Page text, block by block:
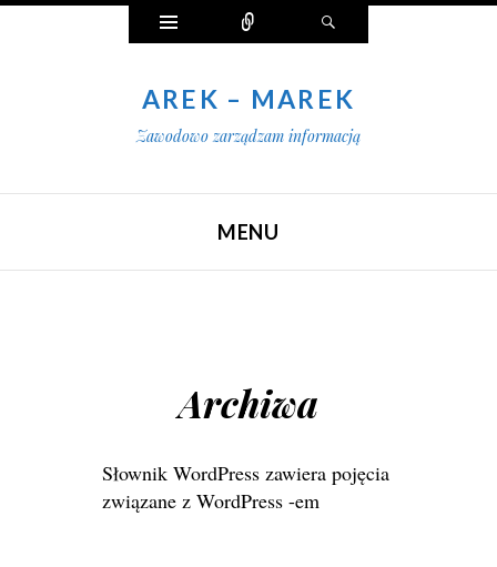
Widgety
AREK – MAREK
Zawodowo zarządzam informacją
MENU
Archiwa
Słownik WordPress zawiera pojęcia
związane z WordPress -em